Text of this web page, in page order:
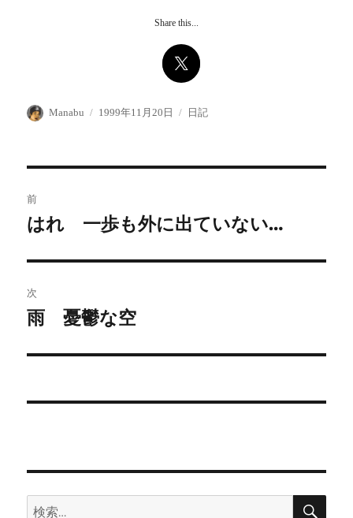
Share this...
投
Manabu
投
1999年11月20日
カ
日記
稿
ビ
ゲ
ー
前
前
投
稿:
はれ 一歩も外に出ていない…
次
次
投
雨 憂鬱な空
検
検